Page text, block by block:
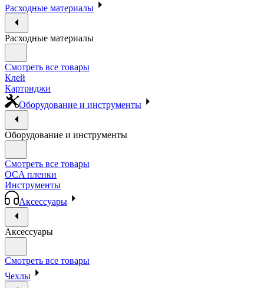
Расходные материалы
Расходные материалы
Смотреть все товары
Клей
Картриджи
Оборудование и инструменты
Оборудование и инструменты
Смотреть все товары
OCA пленки
Инструменты
Аксессуары
Аксессуары
Смотреть все товары
Чехлы